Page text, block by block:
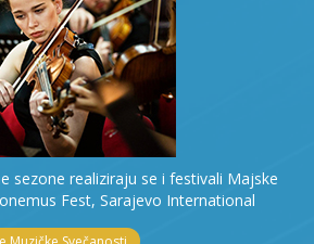
sezone realiziraju se i festivali Majske
Fest, Sarajevo International